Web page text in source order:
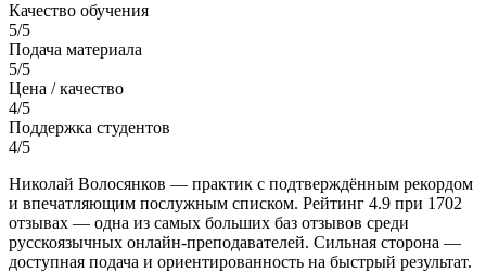
Качество обучения
5/5
Подача материала
5/5
Цена / качество
4/5
Поддержка студентов
4/5
Николай Волосянков — практик с подтверждённым рекордом
и впечатляющим послужным списком. Рейтинг 4.9 при 1702
отзывах — одна из самых больших баз отзывов среди
русскоязычных онлайн-преподавателей. Сильная сторона —
доступная подача и ориентированность на быстрый результат.